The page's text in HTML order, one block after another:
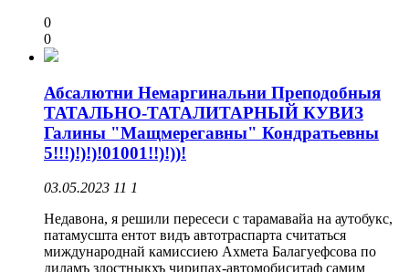
0
0
Абсалютни Немаргинальни Преподобныя
ТАТАЛЬНО-ТАТАЛИТАРНЫЙ КУВИЗ
Галины "Мащмерегавны" Кондратьевны
5!!!)!)!)!01001!!)!))!
03.05.2023 11 1
Недавона, я решили пересеси с тарамавайа на аутобукс,
патамусшта ентот видъ автотраспарта считаться
миждународнай камиссиею Ахмета Балагуефсова по
диламъ злостныкхъ чирипах-автомобиситаф самим